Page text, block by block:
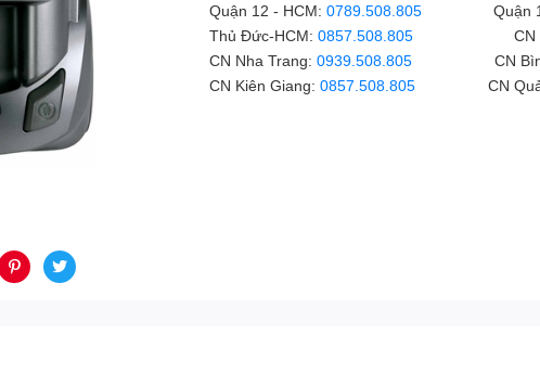
Quận 12 - HCM:0789.508.805 Quận
Thủ Đức-HCM:0857.508.805
CN Nha Trang:0939.508.805 CN
CN Kiên Giang:0857.508.805 CN